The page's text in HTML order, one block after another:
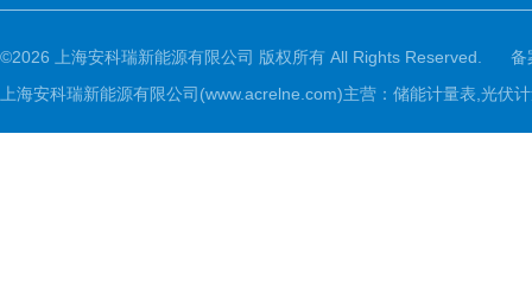
©2026 上海安科瑞新能源有限公司 版权所有 All Rights Reserved.
备
上海安科瑞新能源有限公司(www.acrelne.com)主营：储能计量表,光伏